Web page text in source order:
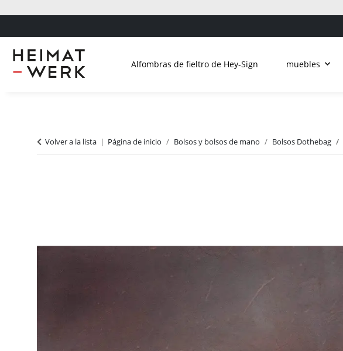
Alfombras de fieltro de Hey-Sign muebles
Volver a la lista Página de inicio Bolsos y bolsos de mano Bolsos Dothebag